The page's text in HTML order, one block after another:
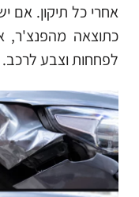
אחרי כל תיקון. אם
כתוצאה מהפנצ'ר,
לפחחות וצבע לרכב.